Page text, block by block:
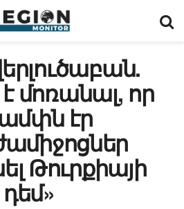
մոռանալ, որ
էր
Թուրքիայի
դեմ»